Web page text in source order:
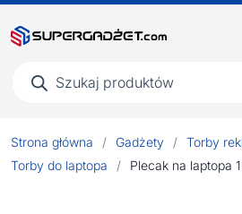
produktów
Strona główna / Gadżety / Torby
Torby do laptopa
/ Plecak na laptopa